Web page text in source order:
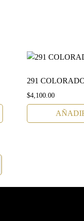
291
$4,100.00